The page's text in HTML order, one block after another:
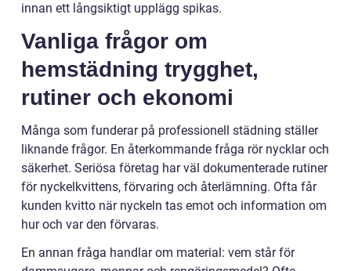
innan ett långsiktigt upplägg spikas.
Vanliga frågor om
hemstädning trygghet,
rutiner och ekonomi
Många som funderar på professionell städning ställer
liknande frågor. En återkommande fråga rör nycklar och
säkerhet. Seriösa företag har väl dokumenterade rutiner
för nyckelkvittens, förvaring och återlämning. Ofta får
kunden kvitto när nyckeln tas emot och information om
hur och var den förvaras.
En annan fråga handlar om material: vem står för